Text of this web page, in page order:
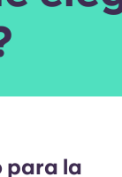
para la